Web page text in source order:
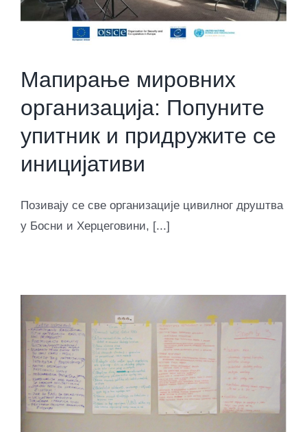
Мапирање мировних
организација: Попуните
упитник и придружите се
иницијативи
Позивају се све организације цивилног друштва
у Босни и Херцеговини, [...]